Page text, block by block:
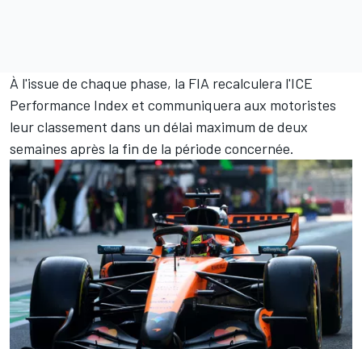
À l'issue de chaque phase, la FIA recalculera l'ICE
Performance Index et communiquera aux motoristes
leur classement dans un délai maximum de deux
semaines après la fin de la période concernée.